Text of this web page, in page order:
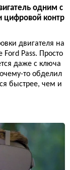
одним с
цифровой контр
двигателя на
Pass. Просто
даже с ключа
то обделил
быстрее, чем и